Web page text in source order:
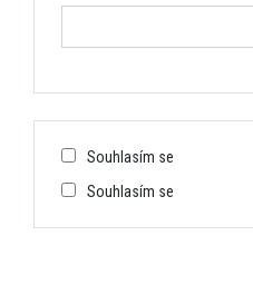
Souhlasím se
Souhlasím se